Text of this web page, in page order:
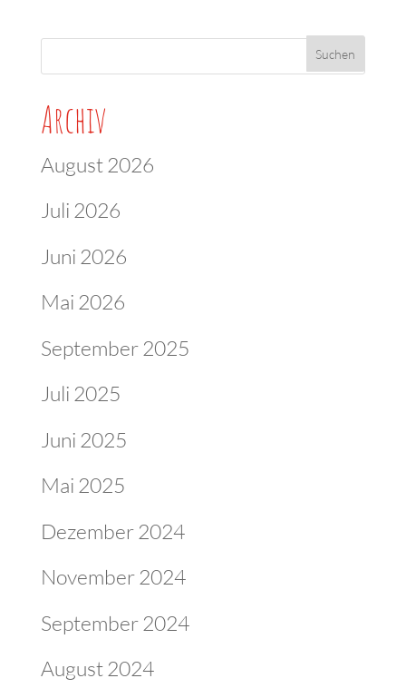
Archiv
August 2026
Juli 2026
Juni 2026
Mai 2026
September 2025
Juli 2025
Juni 2025
Mai 2025
Dezember 2024
November 2024
September 2024
August 2024